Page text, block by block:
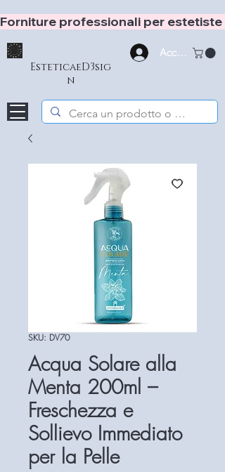
Forniture professionali per
EsteticaeD3sig
n
Accedi
SKU: DV70
Acqua Solare alla
Menta 200ml –
Freschezza e
Sollievo Immediato
per la Pelle